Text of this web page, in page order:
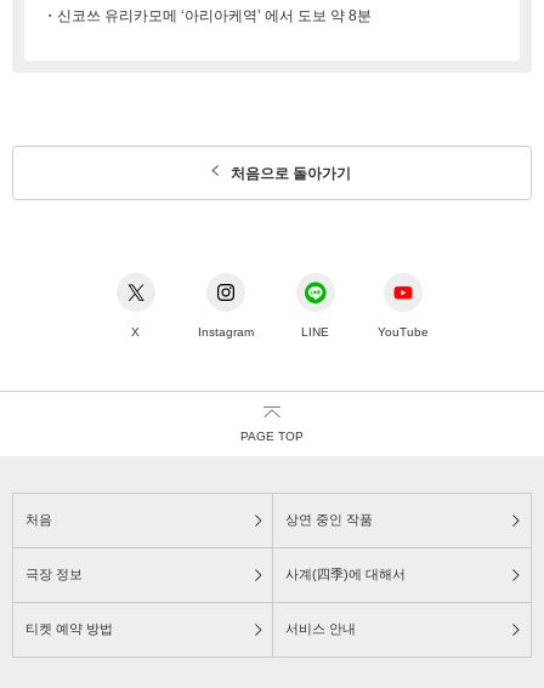
・신코쓰 유리카모메 ‘아리아케역’ 에서 도보 약 8분
처음으로 돌아가기
X Instagram LINE YouTube
PAGE TOP
처음 상연 중인 작품
극장 정보 사계(四季)에 대해서
티켓 예약 방법 서비스 안내